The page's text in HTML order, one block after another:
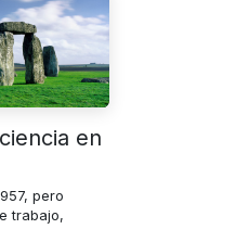
en
pero
trabajo,